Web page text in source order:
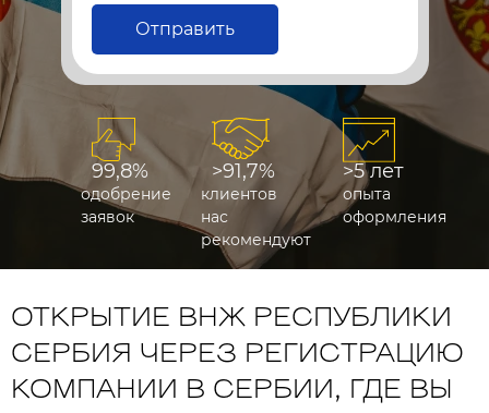
Отправить
99,8%
одобрение
заявок
>5 лет
опыта
оформления
>91,7%
клиентов
нас
рекомендуют
ОТКРЫТИЕ ВНЖ РЕСПУБЛИКИ
СЕРБИЯ ЧЕРЕЗ РЕГИСТРАЦИЮ
КОМПАНИИ В СЕРБИИ, ГДЕ ВЫ